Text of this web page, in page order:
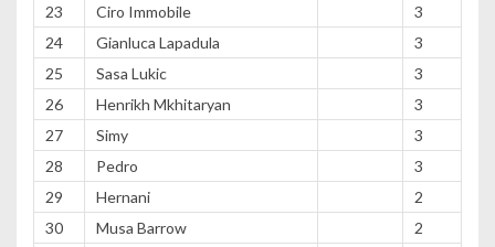
23
Ciro Immobile
3
24
Gianluca Lapadula
3
25
Sasa Lukic
3
26
Henrikh Mkhitaryan
3
27
Simy
3
28
Pedro
3
29
Hernani
2
30
Musa Barrow
2